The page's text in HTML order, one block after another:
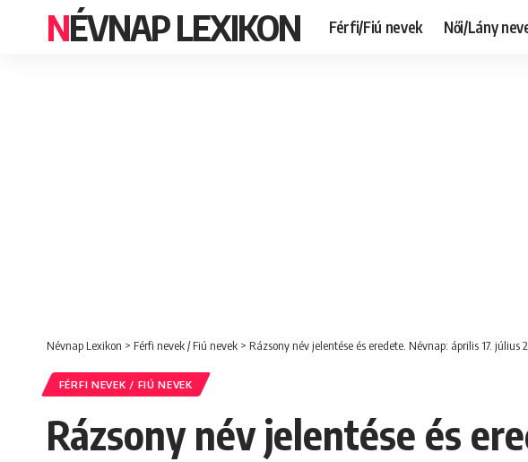
NÉVNAP LEXIKON Férfi/Fiú nevek Női/Lány
Névnap Lexikon > Férfi nevek / Fiú nevek > Rázsony név jelentése és eredete. Névnap: április 17. július
FÉRFI NEVEK / FIÚ NEVEK
Rázsony név jelentése és